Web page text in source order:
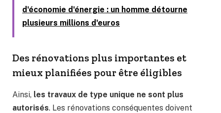
d'économie d'énergie : un homme détourne
plusieurs millions d'euros
Des rénovations plus importantes et
mieux planifiées pour être éligibles
Ainsi, les travaux de type unique ne sont plus
autorisés. Les rénovations conséquentes doivent